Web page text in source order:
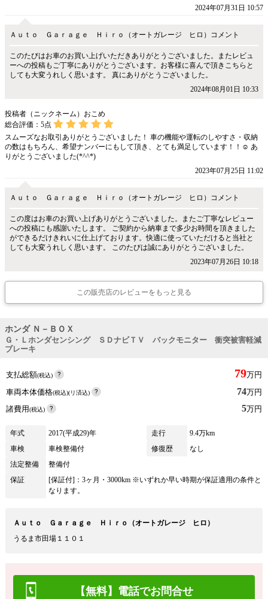
2024年07月31日 10:57
Ａｕｔｏ Ｇａｒａｇｅ Ｈｉｒｏ（オートガレージ ヒロ）コメント
このたびはお車のお買い上げいただきありがとうございました。またレビュ
ーへの投稿もご丁寧にありがとうございます。お客様に喜んで頂きこちらと
しても大変うれしく思います。 真にありがとうございました。
2024年08月01日 10:33
投稿者（ニックネーム）おこめ
総合評価： 5点
スムーズなお取引ありがとうございました！ 車の機能や運転のしやすさ・収納
の数はもちろん、希望ナンバーにもして頂き、とても満足しています！！☺︎ あ
りがとうございました(*^^*)
2023年07月25日 11:02
Ａｕｔｏ Ｇａｒａｇｅ Ｈｉｒｏ（オートガレージ ヒロ）コメント
この度はお車のお買い上げありがとうございました。またご丁寧なレビュー
への投稿にも感謝いたします。 ご契約から納車まで多少お時間を頂きました
ができるだけきれいに仕上げております。快適に使っていただけると当社と
しても大変うれしく思います。 このたびは誠にありがとうございました。
2023年07月26日 10:18
この販売店のレビューをもっと見る
ホンダ Ｎ－ＢＯＸ
Ｇ・Ｌホンダセンシング ＳＤナビＴＶ バックモニター 衝突被害軽減
ブレーキ
支払総額(税込) 79万円
車両本体価格(税込)(リ済込) 74万円
諸費用(税込) 5万円
年式 2017(平成29)年 走行
9.4万km
車検
車検整備付 修復歴
なし
法定整備
整備付
保証
[保証付]：3ヶ月・3000km ※いずれか早い時期が保証適用の条件と
なります。
Ａｕｔｏ Ｇａｒａｇｅ Ｈｉｒｏ（オートガレージ ヒロ）
うるま市田場１１０１
【無料】電話でお問合せ